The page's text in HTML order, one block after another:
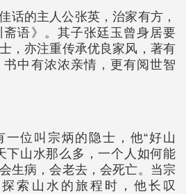
话的主人公张英，治家有方，
语》。其子张廷玉曾身居要
，亦注重传承优良家风，著有
书中有浓浓亲情，更有阅世智
一位叫宗炳的隐士，他“好山
下山水那么多，一个人如何能
生病，会老去，会死亡。当宗
索山水的旅程时，他长叹